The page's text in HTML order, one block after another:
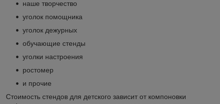
наше творчество
уголок помощника
уголок дежурных
обучающие стенды
уголки настроения
ростомер
и прочие
Стоимость стендов для детского зависит от компоновки